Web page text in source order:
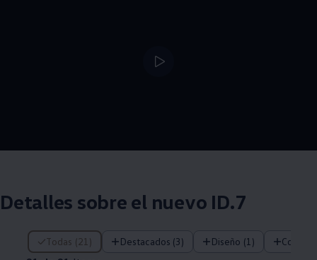
Detalles sobre el nuevo ID.7
Todas (21) Destacados (3) Diseño (1)
21 de 21 Items